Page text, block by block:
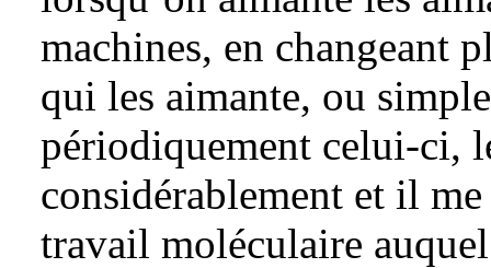
machines, en changeant
qui les aimante, ou
périodiquement celui-ci,
considérablement et il
travail moléculaire